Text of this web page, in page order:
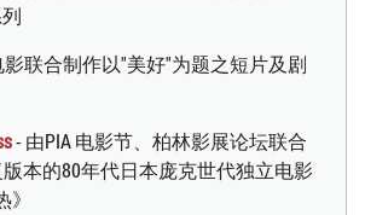
联合制作以"美好"为题之短片及剧
- 由PIA 电影节、柏林影展论坛联合
本的80年代日本庞克世代独立电影